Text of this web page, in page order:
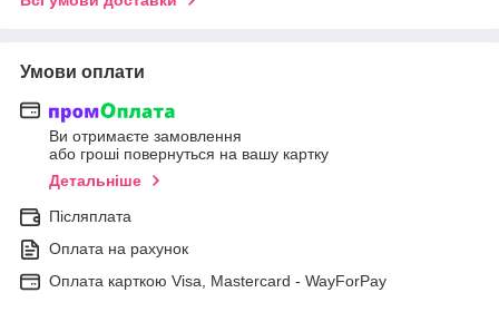
Умови оплати
Ви отримаєте замовлення
або гроші повернуться на вашу картку
Детальніше
Післяплата
Оплата на рахунок
Оплата карткою Visa, Mastercard - WayForPay